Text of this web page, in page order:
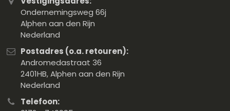
Ondernemingsweg 66j
Alphen aan den Rijn
Nederland
Postadres (o.a. retouren):
Andromedastraat 36
2401HB, Alphen aan den Rijn
Nederland
Telefoon: